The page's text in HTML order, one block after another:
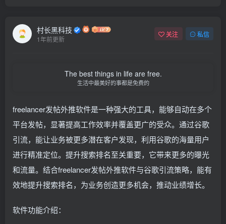
村长黑科技
1年前更新
关注 私信
The best things in life are free.
生活中最美好的事都是免费的
freelancer发帖外推软件是一种强大的工具，能够自动在多个
平台发帖，显著提高工作效率并覆盖更广的受众。通过谷歌
引流，能让业务被更多潜在客户发现，利用谷歌的海量用户
进行精准定位。提升搜索排名至关重要，它带来更多的曝光
和流量。结合freelancer发帖外推软件与谷歌引流策略，能有
效地提升搜索排名，为业务创造更多机会，推动业绩增长。
软件功能介绍：